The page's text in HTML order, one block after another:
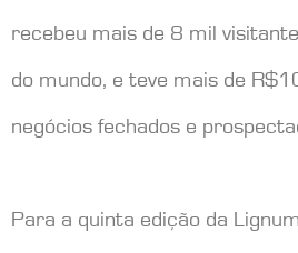
recebeu mais de 8 mil
do mundo, e teve mais de
negócios fechados e
Para a quinta edição da